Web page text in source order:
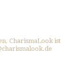
CharismaLook ist